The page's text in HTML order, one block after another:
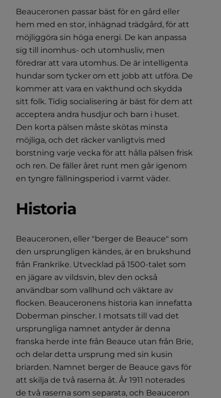
Beauceronen passar bäst för en gård eller
hem med en stor, inhägnad trädgård, för att
möjliggöra sin höga energi. De kan anpassa
sig till inomhus- och utomhusliv, men
föredrar att vara utomhus. De är intelligenta
hundar som tycker om ett jobb att utföra. De
kommer att vara en vakthund och skydda
sitt folk. Tidig socialisering är bäst för dem att
acceptera andra husdjur och barn i huset.
Den korta pälsen måste skötas minsta
möjliga, och det räcker vanligtvis med
borstning varje vecka för att hålla pälsen frisk
och ren. De fäller året runt men går igenom
en tyngre fällningsperiod i varmt väder.
Historia
Beauceronen, eller "berger de Beauce" som
den ursprungligen kändes, är en brukshund
från Frankrike. Utvecklad på 1500-talet som
en jägare av vildsvin, blev den också
användbar som vallhund och väktare av
flocken. Beauceronens historia kan innefatta
Doberman pinscher. I motsats till vad det
ursprungliga namnet antyder är denna
franska herde inte från Beauce utan från Brie,
och delar detta ursprung med sin kusin
briarden. Namnet berger de Beauce gavs för
att skilja de två raserna åt. År 1911 noterades
de två raserna som separata, och Beauceron